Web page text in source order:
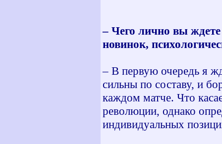
– Чего лично вы ждете
новинок,
– В первую очередь я
сильны по составу, и
каждом матче. Что
революции, однако
индивидуальных